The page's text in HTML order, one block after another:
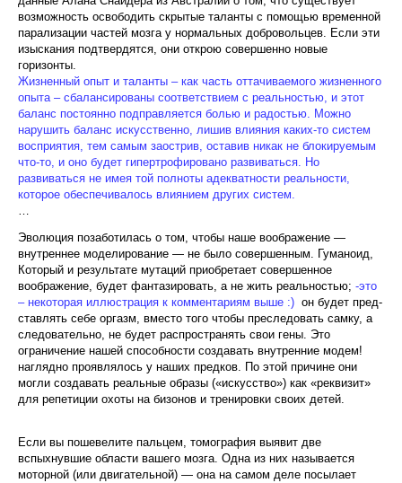
возможность освободить скрытые таланты с помощью временной
парализации частей мозга у нормальных добровольцев. Если эти
изыска­ния подтвердятся, они открою совершенно новые
горизонты.
Жизненный опыт и таланты – как часть оттачиваемого жизненного
опыта – сбалансированы соответствием с реальностью, и этот
баланс постоянно подправляется болью и радостью. Можно
нарушить баланс искусственно, лишив влияния каких-то систем
восприятия, тем самым заострив, оставив никак не блокируемым
что-то, и оно будет гипертрофировано развиваться. Но
развиваться не имея той полноты адекватности реальности,
которое обеспечивалось влиянием других систем.
Эволюция позаботилась о том, чтобы наше воображе­ние —
внутреннее моделирование — не было совер­шенным. Гуманоид,
Который и результате мутаций приобретает совершенное
воображение, будет фантазировать, а не жить реальностью; -это
– некоторая иллюстрация к комментариям выше :) он будет пред­
ставлять себе оргазм, вместо того чтобы преследовать самку, а
следовательно, не будет распространять свои гены. Это
ограничение нашей способности создавать внутренние модем!
наглядно проявлялось у наших предков. По этой причине они
могли создавать реаль­ные образы («искусство») как «реквизит»
для репетиции охоты на бизонов и тренировки своих детей.
Если вы пошевелите пальцем, томография выявит две
вспыхнувшие области вашего мозга. Одна из них называется
моторной (или двигательной) — она на самом деле посылает